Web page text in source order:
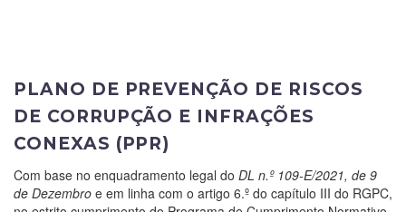
PLANO DE PREVENÇÃO DE RISCOS
DE CORRUPÇÃO E INFRAÇÕES
CONEXAS (PPR)
Com base no enquadramento legal do DL n.º 109-E/2021, de 9
de Dezembro e em linha com o artigo 6.º do capítulo III do RGPC,